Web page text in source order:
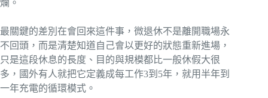
爛。
最關鍵的差別在會回來這件事，微退休不是離開職場永
不回頭，而是清楚知道自己會以更好的狀態重新進場，
只是這段休息的長度、目的與規模都比一般休假大很
多，國外有人就把它定義成每工作3到5年，就用半年到
一年充電的循環模式。